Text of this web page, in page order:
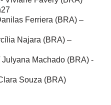
Ferriera (BRA) –
Najara (BRA) –
Machado (BRA) -
Souza (BRA)